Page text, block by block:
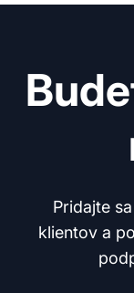
Pridajte
klientov a